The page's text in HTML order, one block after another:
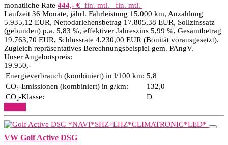
monatliche Rate 444,- € fin. mtl.
fin. mtl.
Laufzeit 36 Monate, jährl. Fahrleistung 15.000 km, Anzahlung
5.935,12 EUR, Nettodarlehensbetrag 17.805,38 EUR, Sollzinssatz
(gebunden) p.a. 5,83 %, effektiver Jahreszins 5,99 %, Gesamtbetrag
19.763,70 EUR, Schlussrate 4.230,00 EUR (Bonität vorausgesetzt).
Zugleich repräsentatives Berechnungsbeispiel gem. PAngV.
Unser Angebotspreis:
19.950,-
Energieverbrauch (kombiniert) in l/100 km: 5,8
CO₂-Emissionen (kombiniert) in g/km:
132,0
CO₂-Klasse:
D
VW Golf Active DSG